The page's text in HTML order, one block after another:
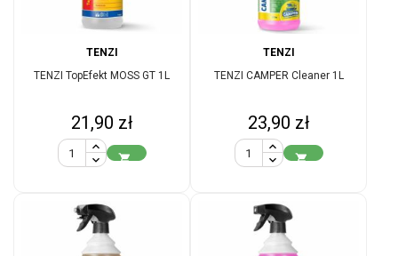
TENZI
TENZI TopEfekt MOSS GT 1L
Cena
21,90 zł

TENZI
TENZI CAMPER Cleaner 1L
Cena
23,90 zł
